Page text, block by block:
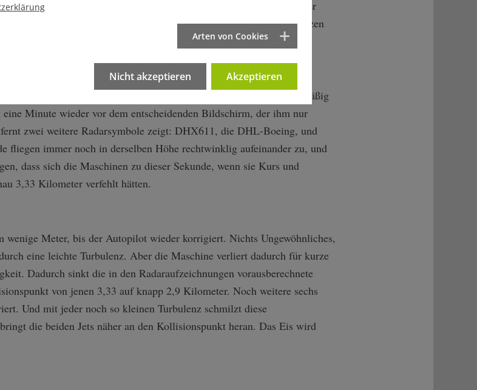
muss deshalb von einem Arbeitsplatz zum nächsten pendeln. Er
Auge behalten. Die Pause seines Kollegen wird fatale Konsequenzen
der Thai Airways auf dem Flug von Paris nach Bangkok routinemäßig
Minute wieder vor dem entscheidenden Bildschirm, der ihm nur
zwei weitere Radarsymbole zeigt: DHX611, die DHL-Boeing, und
fliegen immer noch in derselben Höhe rechtwinklig aufeinander zu, und
dass sich die Maschinen zu dieser Sekunde, wenn sie Kurs und
3,33 Kilometer verfehlt hätten.
wenige Meter, bis der Autopilot wieder korrigiert. Nichts Ungewöhnliches,
eine leichte Turbulenz. Aber die Maschine verliert dadurch für kurze
Dadurch sinkt die in den Radaraufzeichnungen vorausberechnete
von jenen 3,33 auf knapp 2,9 Kilometer. Noch weitere sechs
Und mit jeder noch so kleinen Turbulenz schmilzt diese
die beiden Jets näher an den Kollisionspunkt heran. Das Eis wird
Arten von Cookies
Nicht akzeptieren Akzeptieren